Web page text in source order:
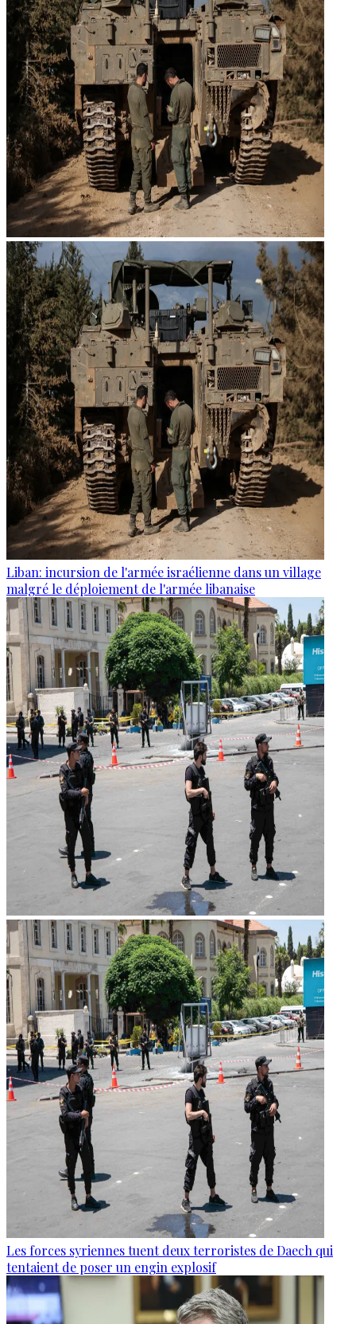
Liban: incursion de l'armée israélienne dans un village
malgré le déploiement de l'armée libanaise
Les forces syriennes tuent deux terroristes de Daech qui
tentaient de poser un engin explosif